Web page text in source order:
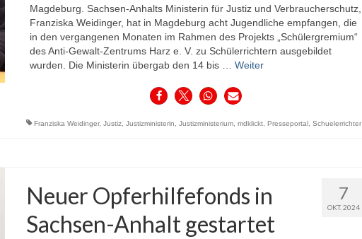
Magdeburg. Sachsen-Anhalts Ministerin für Justiz und Verbraucherschutz,
Franziska Weidinger, hat in Magdeburg acht Jugendliche empfangen, die
in den vergangenen Monaten im Rahmen des Projekts „Schülergremium“
des Anti-Gewalt-Zentrums Harz e. V. zu Schülerrichtern ausgebildet
wurden. Die Ministerin übergab den 14 bis … Weiter
Franziska Weidinger, Justiz, Justizministerin Justizministerium, mdklickt, Presseportal, Schuelerrichter
7
OKT. 2024
Neuer Opferhilfefonds in
Sachsen-Anhalt gestartet